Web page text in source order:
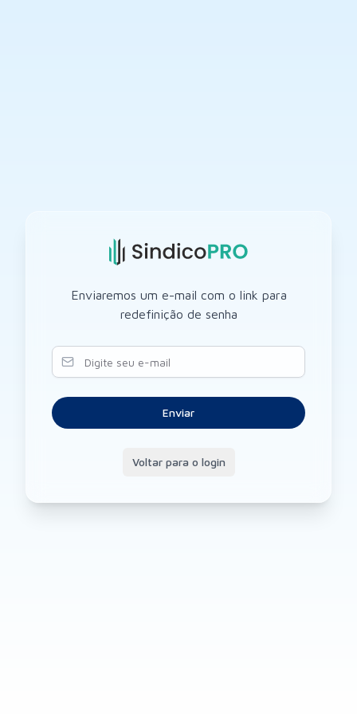
Enviaremos um e-mail com o link para
redefinição de senha
E-mail
Enviar
Voltar para o login